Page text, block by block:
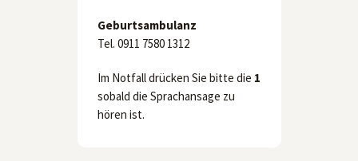
Geburtsambulanz
Tel. 0911 7580 1312
Im Notfall drücken Sie bitte die 1
sobald die Sprachansage zu
hören ist.